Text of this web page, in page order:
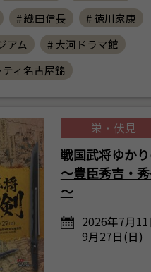
# 織田信長
# 徳川家康
アム
# 大河ドラマ館
ィ名古屋錦
栄・伏見
戦国武将ゆか
～豊臣秀吉・
～
2026年7月
9月27日(日)